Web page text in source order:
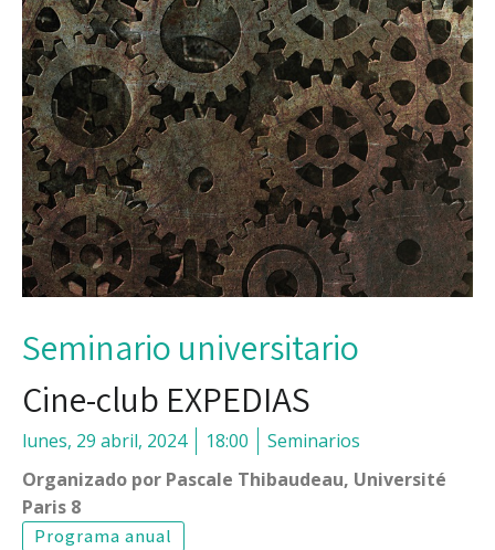
Seminario universitario
Cine-club EXPEDIAS
lunes, 29 abril, 2024 18:00
Seminarios
Organizado por Pascale Thibaudeau, Université
Paris 8
Programa anual